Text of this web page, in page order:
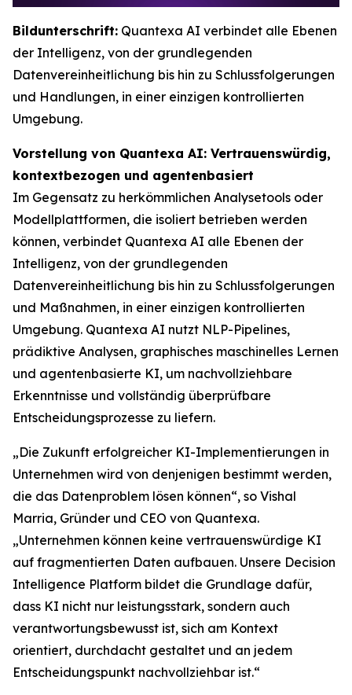
Bildunterschrift: Quantexa AI verbindet alle Ebenen
der Intelligenz, von der grundlegenden
Datenvereinheitlichung bis hin zu Schlussfolgerungen
und Handlungen, in einer einzigen kontrollierten
Umgebung.
Vorstellung von Quantexa AI: Vertrauenswürdig,
kontextbezogen und agentenbasiert
Im Gegensatz zu herkömmlichen Analysetools oder
Modellplattformen, die isoliert betrieben werden
können, verbindet Quantexa AI alle Ebenen der
Intelligenz, von der grundlegenden
Datenvereinheitlichung bis hin zu Schlussfolgerungen
und Maßnahmen, in einer einzigen kontrollierten
Umgebung. Quantexa AI nutzt NLP-Pipelines,
prädiktive Analysen, graphisches maschinelles Lernen
und agentenbasierte KI, um nachvollziehbare
Erkenntnisse und vollständig überprüfbare
Entscheidungsprozesse zu liefern.
„Die Zukunft erfolgreicher KI-Implementierungen in
Unternehmen wird von denjenigen bestimmt werden,
die das Datenproblem lösen können“, so Vishal
Marria, Gründer und CEO von Quantexa.
„Unternehmen können keine vertrauenswürdige KI
auf fragmentierten Daten aufbauen. Unsere Decision
Intelligence Platform bildet die Grundlage dafür,
dass KI nicht nur leistungsstark, sondern auch
verantwortungsbewusst ist, sich am Kontext
orientiert, durchdacht gestaltet und an jedem
Entscheidungspunkt nachvollziehbar ist.“